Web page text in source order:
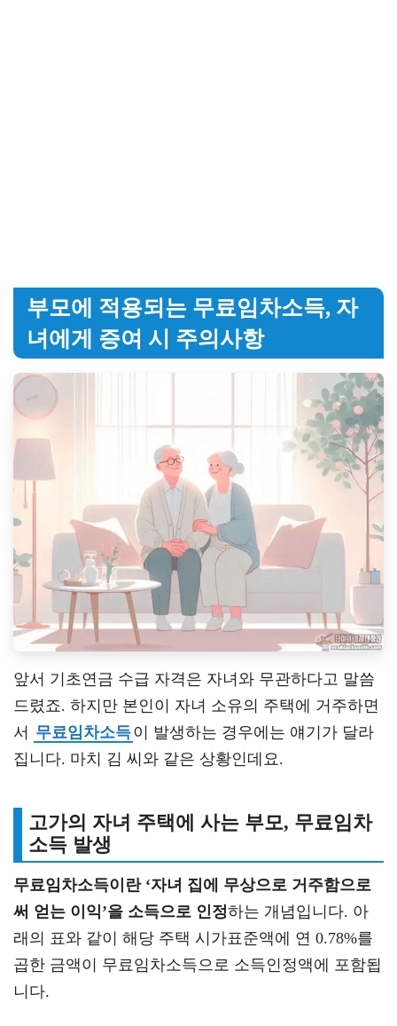
부모에 적용되는 무료임차소득, 자
녀에게 증여 시 주의사항
앞서 기초연금 수급 자격은 자녀와 무관하다고 말씀
드렸죠. 하지만 본인이 자녀 소유의 주택에 거주하면
서 무료임차소득이 발생하는 경우에는 얘기가 달라
집니다. 마치 김 씨와 같은 상황인데요.
고가의 자녀 주택에 사는 부모, 무료임차
소득 발생
무료임차소득이란 ‘자녀 집에 무상으로 거주함으로
써 얻는 이익’을 소득으로 인정하는 개념입니다. 아
래의 표와 같이 해당 주택 시가표준액에 연 0.78%를
곱한 금액이 무료임차소득으로 소득인정액에 포함됩
니다.